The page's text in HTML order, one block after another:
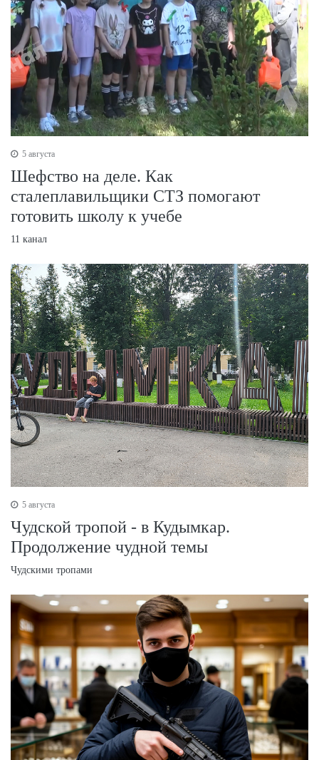
5 августа
Шефство на деле. Как
сталеплавильщики СТЗ помогают
готовить школу к учебе
11 канал
5 августа
Чудской тропой - в Кудымкар.
Продолжение чудной темы
Чудскими тропами